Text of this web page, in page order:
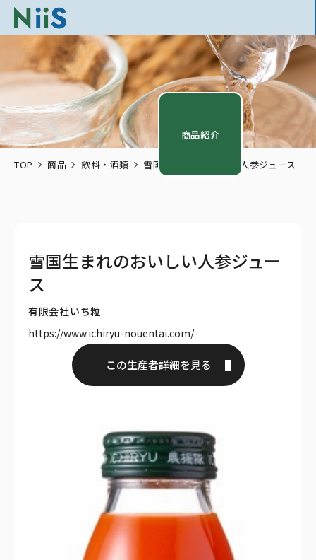
商品紹介
TOP 商品 飲料・酒類 雪国生まれのおいしい人参ジュース
雪国生まれのおいしい人参ジュー
ス
有限会社いち粒
https://www.ichiryu-nouentai.com/
この生産者詳細を見る